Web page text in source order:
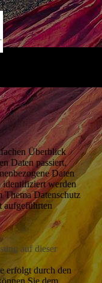
Überblick
Daten passiert,
Daten
identifiziert werden
Datenschutz
aufgeführten
auf dieser
erfolgt durch den
Sie dem